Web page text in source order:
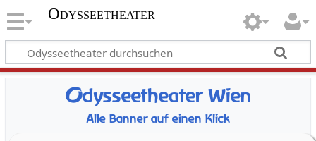
Odysseetheater
Odysseetheater Wien
Alle Banner auf einen Klick